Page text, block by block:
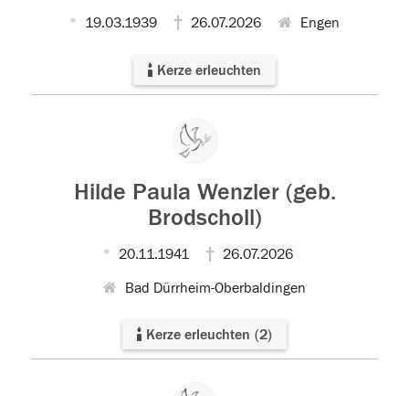
19.03.1939 26.07.2026 Engen
Kerze erleuchten
Hilde Paula Wenzler (geb.
Brodscholl)
20.11.1941 26.07.2026
Bad Dürrheim-Oberbaldingen
Kerze erleuchten (2)